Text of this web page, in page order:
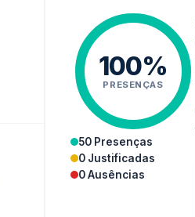
100%
PRESENÇAS
50 Presenças
0 Justificadas
0 Ausências